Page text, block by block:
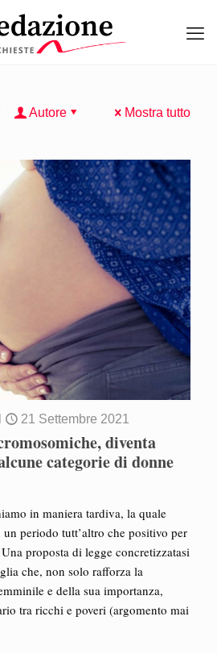
Autore Mostra tutto
21 Settembre 2021
diventa
categorie di donne
in maniera tardiva, la quale
periodo tutt’altro che positivo per
proposta di legge concretizzatasi
che, non solo rafforza la
e della sua importanza,
tra ricchi e poveri (argomento mai